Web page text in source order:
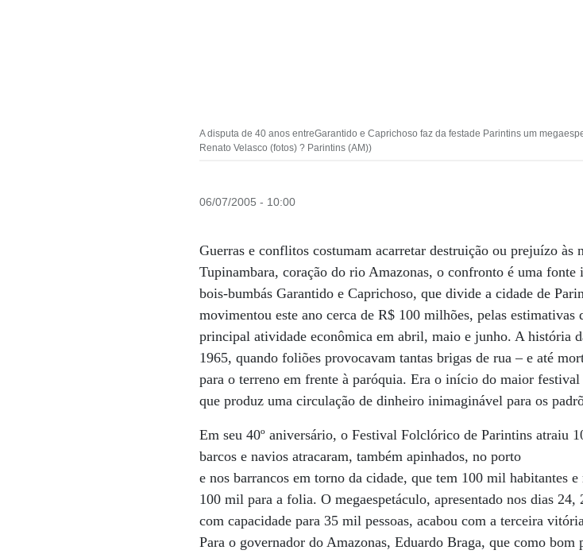
A disputa de 40 anos entreGarantido e Caprichoso faz da festade Parintins um
Renato Velasco (fotos) ? Parintins (AM))
06/07/2005 - 10:00
Guerras e conflitos costumam acarretar destruição ou prejuízo
Tupinambara, coração do rio Amazonas, o confronto é uma
bois-bumbás Garantido e Caprichoso, que divide a cidade de
movimentou este ano cerca de R$ 100 milhões, pelas
principal atividade econômica em abril, maio e junho. A história
1965, quando foliões provocavam tantas brigas de rua – e até
para o terreno em frente à paróquia. Era o início do maior
que produz uma circulação de dinheiro inimaginável para os
Em seu 40º aniversário, o Festival Folclórico de Parintins atraiu
barcos e navios atracaram, também apinhados, no porto
e nos barrancos em torno da cidade, que tem 100 mil habitantes e
100 mil para a folia. O megaespetáculo, apresentado nos dias
com capacidade para 35 mil pessoas, acabou com a terceira
Para o governador do Amazonas, Eduardo Braga, que como